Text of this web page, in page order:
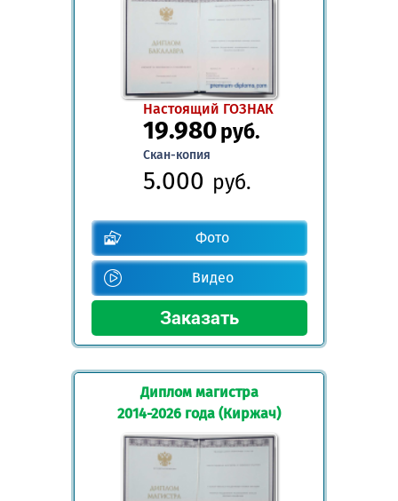
Настоящий ГОЗНАК
19.980руб.
Скан-копия
5.000 руб.
Фото
Видео
Диплом магистра
2014-2026 года (Киржач)